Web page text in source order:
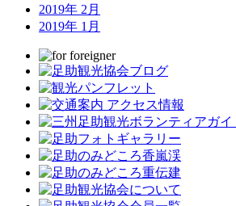
2019年 2月
2019年 1月